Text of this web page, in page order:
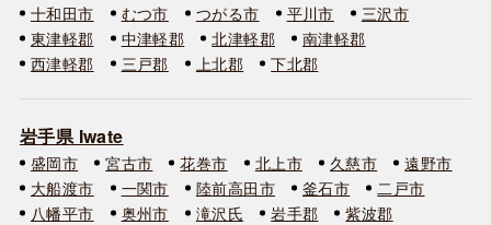
十和田市
むつ市 つがる市 平川市
三沢市
東津軽郡
中津軽郡 北津軽郡
南津軽郡
西津軽郡
三戸郡 上北郡 下北郡
岩手県 Iwate
盛岡市 宮古市 花巻市 北上市 久慈市
遠野市
大船渡市
一関市 陸前高田市 釜石市
二戸市
八幡平市
奥州市 滝沢氏 岩手郡
紫波郡